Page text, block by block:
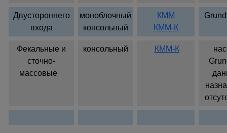
Двустороннего
входа
моноблочный
консольный
КММ
КММ-К
Фекальные и
сточно-
массовые
консольный КММ-К